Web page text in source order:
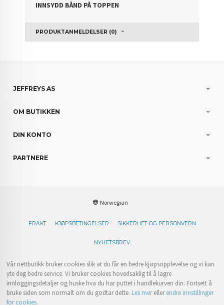
INNSYDD BÅND PÅ TOPPEN
PRODUKTANMELDELSER (0)
JEFFREYS AS
OM BUTIKKEN
DIN KONTO
PARTNERE
Norwegian
FRAKT KJØPSBETINGELSER SIKKERHET OG PERSONVERN
NYHETSBREV
Vår nettbutikk bruker cookies slik at du får en bedre kjøpsopplevelse og vi kan
yte deg bedre service. Vi bruker cookies hovedsaklig til å lagre
innloggingsdetaljer og huske hva du har puttet i handlekurven din. Fortsett å
bruke siden som normalt om du godtar dette. Les merellerendre innstillinger
for cookies.